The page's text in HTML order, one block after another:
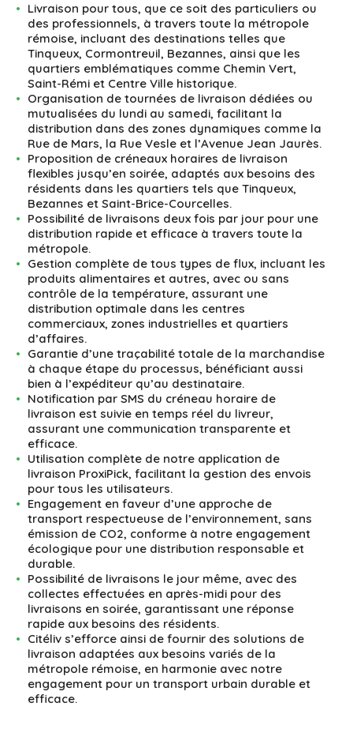
Livraison pour tous, que ce soit des particuliers ou
des professionnels, à travers toute la métropole
rémoise, incluant des destinations telles que
Tinqueux, Cormontreuil, Bezannes, ainsi que les
quartiers emblématiques comme Chemin Vert,
Saint-Rémi et Centre Ville historique.
Organisation de tournées de livraison dédiées ou
mutualisées du lundi au samedi, facilitant la
distribution dans des zones dynamiques comme la
Rue de Mars, la Rue Vesle et l’Avenue Jean Jaurès.
Proposition de créneaux horaires de livraison
flexibles jusqu’en soirée, adaptés aux besoins des
résidents dans les quartiers tels que Tinqueux,
Bezannes et Saint-Brice-Courcelles.
Possibilité de livraisons deux fois par jour pour une
distribution rapide et efficace à travers toute la
métropole.
Gestion complète de tous types de flux, incluant les
produits alimentaires et autres, avec ou sans
contrôle de la température, assurant une
distribution optimale dans les centres
commerciaux, zones industrielles et quartiers
d’affaires.
Garantie d’une traçabilité totale de la marchandise
à chaque étape du processus, bénéficiant aussi
bien à l’expéditeur qu’au destinataire.
Notification par SMS du créneau horaire de
livraison est suivie en temps réel du livreur,
assurant une communication transparente et
efficace.
Utilisation complète de notre application de
livraison ProxiPick, facilitant la gestion des envois
pour tous les utilisateurs.
Engagement en faveur d’une approche de
transport respectueuse de l’environnement, sans
émission de CO2, conforme à notre engagement
écologique pour une distribution responsable et
durable.
Possibilité de livraisons le jour même, avec des
collectes effectuées en après-midi pour des
livraisons en soirée, garantissant une réponse
rapide aux besoins des résidents.
Citéliv s’efforce ainsi de fournir des solutions de
livraison adaptées aux besoins variés de la
métropole rémoise, en harmonie avec notre
engagement pour un transport urbain durable et
efficace.